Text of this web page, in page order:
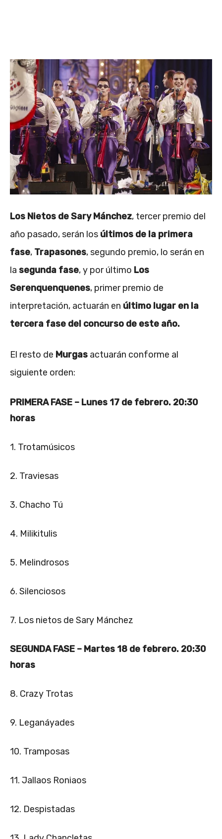
Los Nietos de Sary Mánchez, tercer premio del
año pasado, serán los últimos de la primera
fase, Trapasones, segundo premio, lo serán en
la segunda fase,y por último Los
Serenquenquenes, primer premio de
interpretación, actuarán en último lugar en la
tercera fase del concurso de este año.
El resto de Murgas actuarán conforme al
siguiente orden:
PRIMERA FASE – Lunes 17 de febrero. 20:30
horas
1. Trotamúsicos
2. Traviesas
3. Chacho Tú
4. Milikitulis
5. Melindrosos
6. Silenciosos
7. Los nietos de Sary Mánchez
SEGUNDA FASE – Martes 18 de febrero. 20:30
horas
8. Crazy Trotas
9. Leganáyades
10. Tramposas
11. Jallaos Roniaos
12. Despistadas